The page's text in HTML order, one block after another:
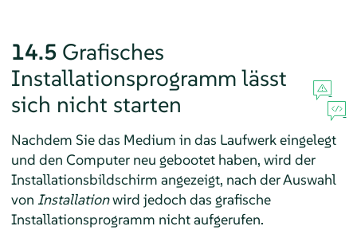
14.5 Grafisches
Installationsprogramm lässt
sich nicht starten
Nachdem Sie das Medium in das Laufwerk eingelegt
und den Computer neu gebootet haben, wird der
Installationsbildschirm angezeigt, nach der Auswahl
von Installationwird jedoch das grafische
Installationsprogramm nicht aufgerufen.